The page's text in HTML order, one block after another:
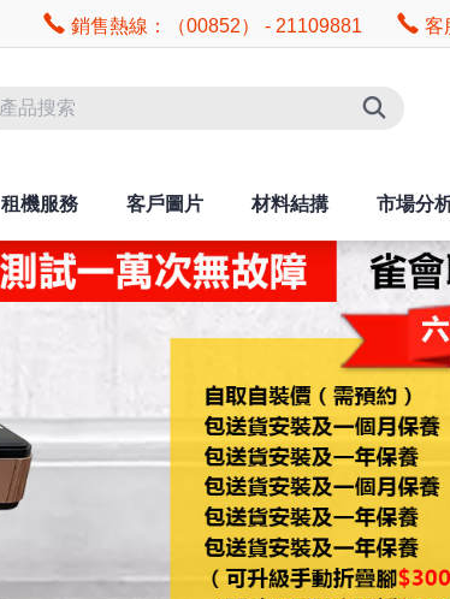
銷售熱線：（00852） - 21109881 客
租機服務 客戶圖片 材料結搆 市場分